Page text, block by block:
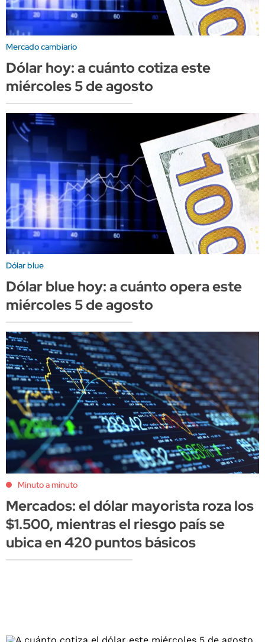
Mercado cambiario
Dólar hoy: a cuánto cotiza este
miércoles 5 de agosto
Dólar blue
Dólar blue hoy: a cuánto opera este
miércoles 5 de agosto
Minuto a minuto
Mercados: el dólar mayorista roza los
$1.500, mientras el riesgo país se
ubica en 420 puntos básicos